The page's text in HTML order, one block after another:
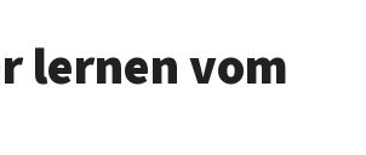
ler­nen vom